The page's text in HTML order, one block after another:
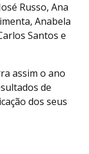
Russo, Ana
Anabela
Santos e
assim o ano
de
dos seus